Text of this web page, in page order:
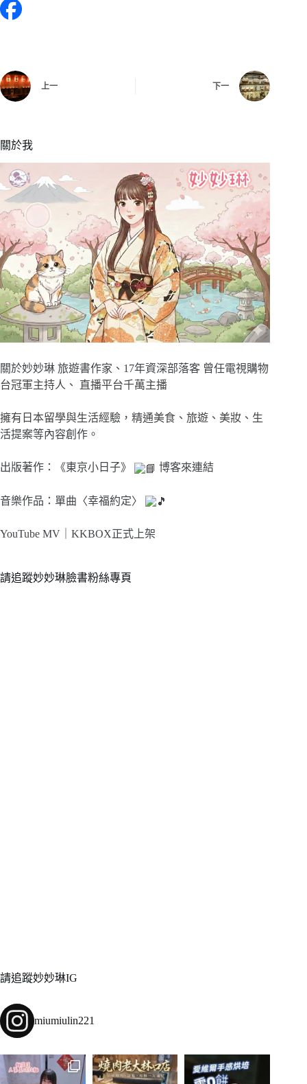
上一 下一
關於我
關於妙妙琳 旅遊書作家、17年資深部落客 曾任電視購物
台冠軍主持人、 直播平台千萬主播
擁有日本留學與生活經驗，精通美食、旅遊、美妝、生
活提案等內容創作。
出版著作：《東京小日子》 博客來連結
音樂作品：單曲〈幸福約定〉
YouTube MV｜ KKBOX正式上架
請追蹤妙妙琳臉書粉絲專頁
請追蹤妙妙琳IG
miumiulin221